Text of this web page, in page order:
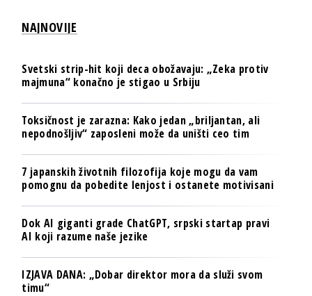
NAJNOVIJE
Svetski strip-hit koji deca obožavaju: „Zeka protiv
majmuna“ konačno je stigao u Srbiju
Toksičnost je zarazna: Kako jedan „briljantan, ali
nepodnošljiv“ zaposleni može da uništi ceo tim
7 japanskih životnih filozofija koje mogu da vam
pomognu da pobedite lenjost i ostanete motivisani
Dok AI giganti grade ChatGPT, srpski startap pravi
AI koji razume naše jezike
IZJAVA DANA: „Dobar direktor mora da služi svom
timu“